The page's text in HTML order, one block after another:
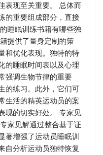
表现至关重要。 总体而
的重要组成部分，直接
睡眠训练书籍有哪些独
提供了量身定制的策
和优化表现。独特的特
的睡眠时间表以及心理
强调生物节律的重要
的练习。此外，它们可
生活的精英运动员的案
现的切实好处。 专家见
家见解通过整合基于证
著增强了运动员睡眠训
自分析运动员独特恢复